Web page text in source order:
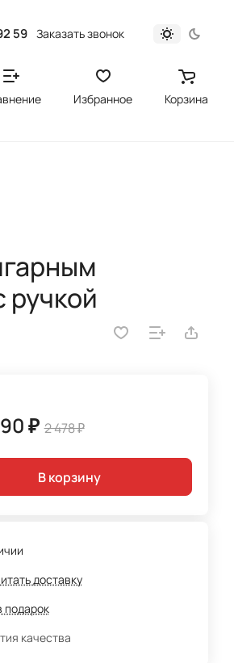
59 Заказать звонок
Избранное Корзина
₽ 2 478 ₽
В корзину
доставку
подарок
качества